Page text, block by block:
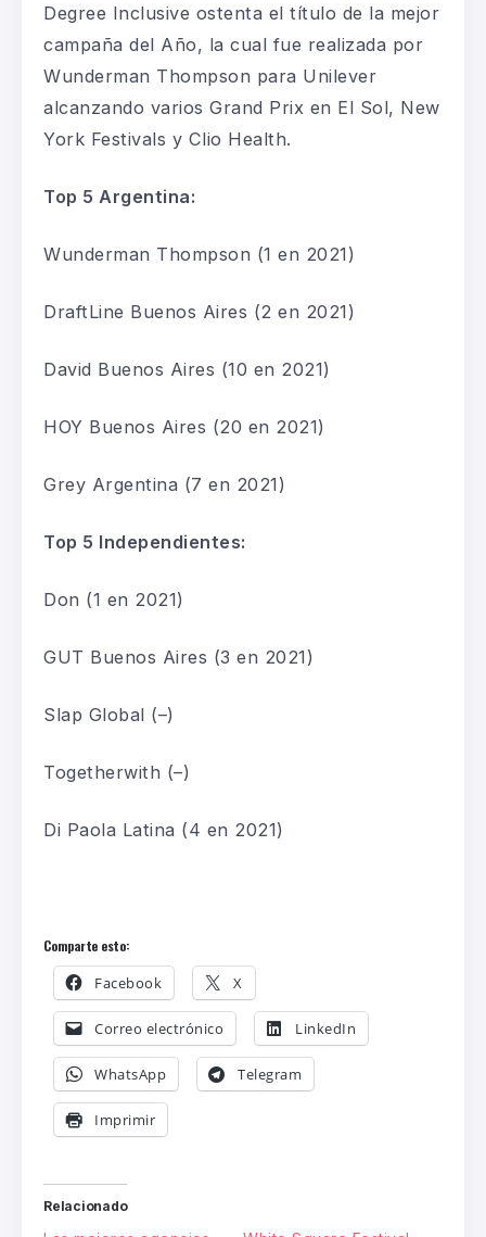
Degree Inclusive ostenta el título de la mejor
campaña del Año, la cual fue realizada por
Wunderman Thompson para Unilever
alcanzando varios Grand Prix en El Sol, New
York Festivals y Clio Health.
Top 5 Argentina:
Wunderman Thompson (1 en 2021 )
DraftLine Buenos Aires (2 en 2021 )
David Buenos Aires (10 en 2021)
HOY Buenos Aires (20 en 2021)
Grey Argentina (7 en 2021 )
Top 5 Independientes:
Don (1 en 2021)
GUT Buenos Aires (3 en 2021 )
Slap Global (–)
Togetherwith (–)
Di Paola Latina (4 en 2021)
Comparte esto:
Facebook X
Correo electrónico LinkedIn
WhatsApp Telegram
Imprimir
Relacionado